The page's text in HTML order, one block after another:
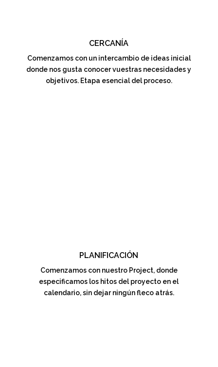
CERCANÍA
Comenzamos con un intercambio de ideas inicial
donde nos gusta conocer vuestras necesidades y
objetivos. Etapa esencial del proceso.
PLANIFICACIÓN
Comenzamos con nuestro Project, donde
especificamos los hitos del proyecto en el
calendario, sin dejar ningún fleco atrás.